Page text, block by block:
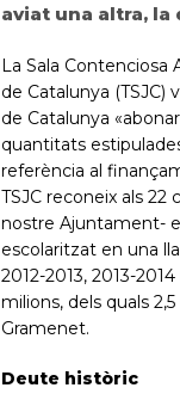
aviat una altra, la
La Sala Contenciosa
de Catalunya (TSJC)
de Catalunya
quantitats
referència al
TSJC reconeix als
nostre Ajuntament-
escolaritzat en una
2012-2013, 2013-
milions, dels quals
Gramenet.
Deute històric